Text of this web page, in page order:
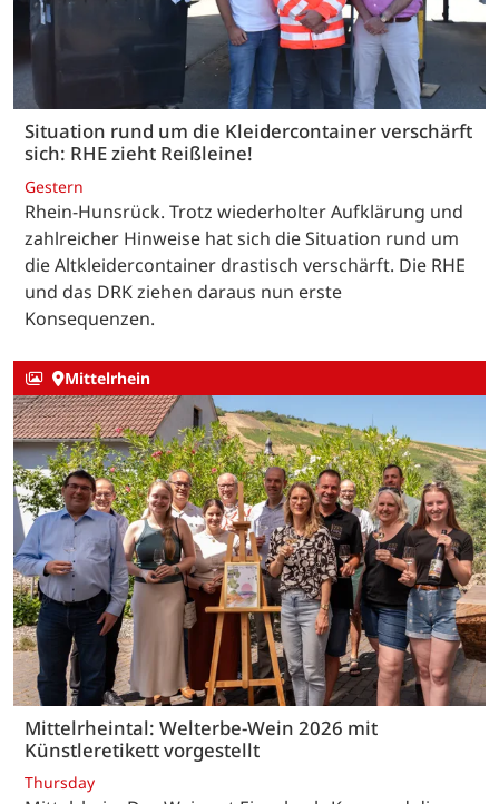
Situation rund um die Kleidercontainer verschärft
sich: RHE zieht Reißleine!
Gestern
Rhein-Hunsrück. Trotz wiederholter Aufklärung und
zahlreicher Hinweise hat sich die Situation rund um
die Altkleidercontainer drastisch verschärft. Die RHE
und das DRK ziehen daraus nun erste
Konsequenzen.
Mittelrhein
Mittelrheintal: Welterbe-Wein 2026 mit
Künstleretikett vorgestellt
Thursday